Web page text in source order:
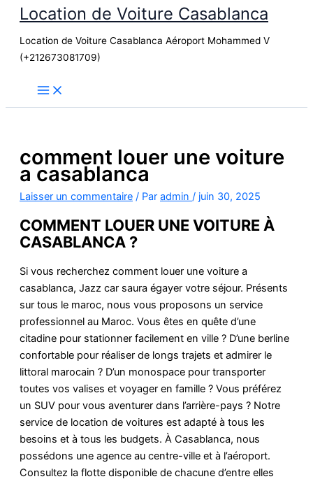
contenu
Location de Voiture Casablanca
Location de Voiture Casablanca Aéroport Mohammed V
(+212673081709)
comment louer une voiture
a casablanca
Laisser un commentaire / Par admin / juin 30, 2025
COMMENT LOUER UNE VOITURE À
CASABLANCA ?
Si vous recherchez comment louer une voiture a
casablanca, Jazz car saura égayer votre séjour. Présents
sur tous le maroc, nous vous proposons un service
professionnel au Maroc. Vous êtes en quête d’une
citadine pour stationner facilement en ville ? D’une berline
confortable pour réaliser de longs trajets et admirer le
littoral marocain ? D’un monospace pour transporter
toutes vos valises et voyager en famille ? Vous préférez
un SUV pour vous aventurer dans l’arrière-pays ? Notre
service de location de voitures est adapté à tous les
besoins et à tous les budgets. À Casablanca, nous
possédons une agence au centre-ville et à l’aéroport.
Consultez la flotte disponible de chacune d’entre elles